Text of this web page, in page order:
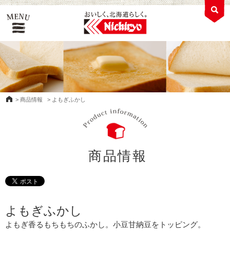
> 商品情報 > よもぎふかし
商品情報
よもぎふかし
よもぎ香るもちもちのふかし。小豆甘納豆をトッピング。